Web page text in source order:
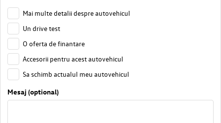
Mai multe detalii despre autovehicul
Un drive test
O oferta de finantare
Accesorii pentru acest autovehicul
Sa schimb actualul meu autovehicul
Mesaj (optional)